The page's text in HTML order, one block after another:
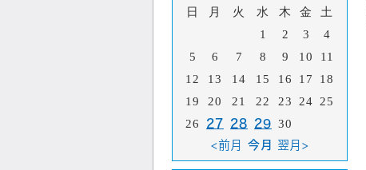
日 月 火 水 木 金
土
1
2 3
4
5
6 7 8 9 10
11
12
13 14 15 16 17
18
19
20 21 22 23 24
25
26
27 28 29 30
<前月 今月 翌月>